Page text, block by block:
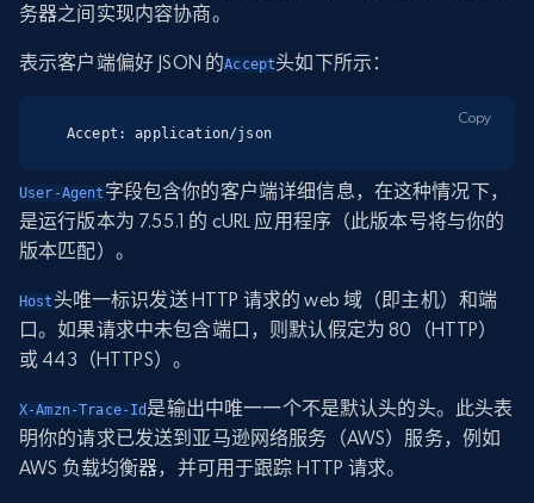
务器之间实现内容协商。
表示客户端偏好 JSON 的Accept头如下所示：
Accept: application/json
Copy
User-Agent 字段包含你的客户端详细信息，在这种情况下，
是运行版本为 7.55.1 的 cURL 应用程序（此版本号将与你的
版本匹配）。
Host 头唯一标识发送 HTTP 请求的 web 域（即主机）和端
口。如果请求中未包含端口，则默认假定为 80（HTTP）
或 443（HTTPS）。
X-Amzn-Trace-Id 是输出中唯一一个不是默认头的头。此头表
明你的请求已发送到亚马逊网络服务（AWS）服务，例如
AWS 负载均衡器，并可用于跟踪 HTTP 请求。